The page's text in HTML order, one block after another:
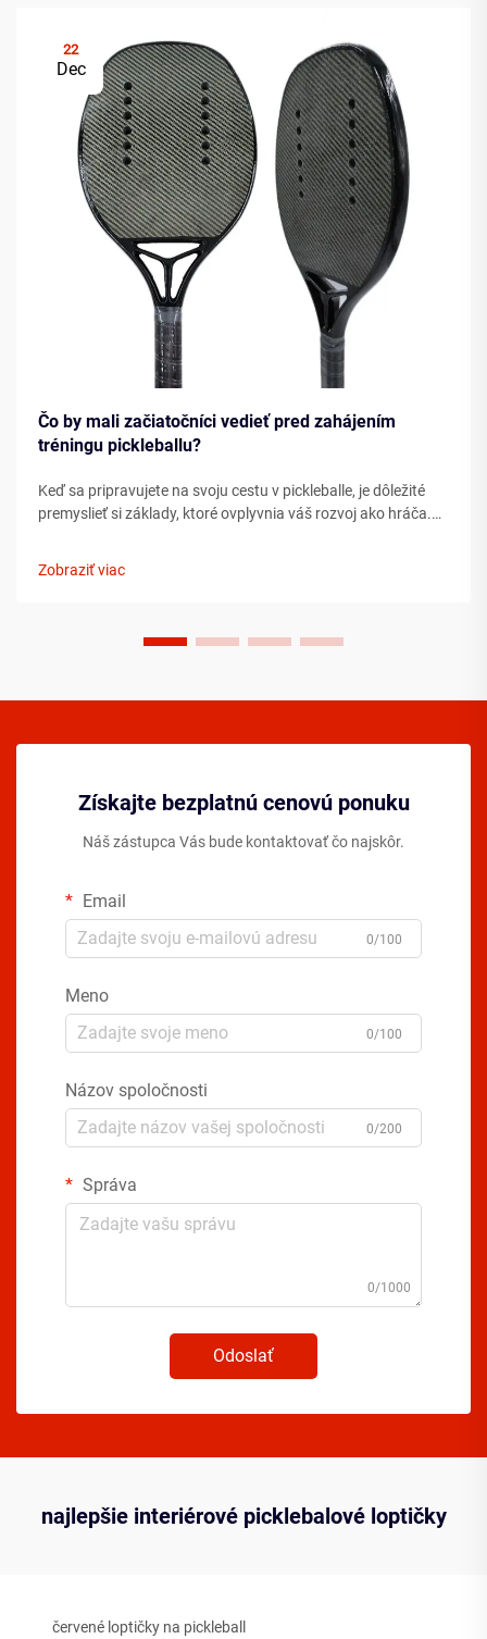
22
Dec
Čo by mali začiatočníci vedieť pred zahájením
tréningu pickleballu?
Keď sa pripravujete na svoju cestu v pickleballe, je dôležité
premyslieť si základy, ktoré ovplyvnia váš rozvoj ako hráča.
Zobraziť viac
Získajte bezplatnú cenovú ponuku
Náš zástupca Vás bude kontaktovať čo najskôr.
Email
0/100
Meno
0/100
Názov spoločnosti
0/200
Správa
0/1000
Odoslať
najlepšie interiérové picklebalové loptičky
červené loptičky na pickleball